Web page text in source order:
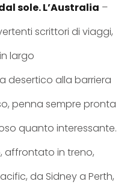
sole. L’Australia –
scrittori di viaggi,
largo
desertico alla barriera
penna sempre pronta
quanto interessante.
affrontato in treno,
da Sidney a Perth,